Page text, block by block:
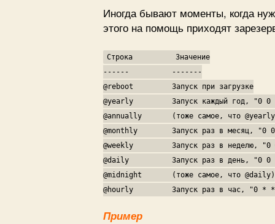
Иногда бывают моменты, когда
этого на помощь приходят
Строка Значение
------ -------
@reboot Запуск при загрузке
@yearly Запуск каждый год, "0 0
@annually (тоже самое, что
@monthly Запуск раз в месяц, "0
@weekly Запуск раз в неделю, "0
@daily Запуск раз в день, "0 0
@midnight (тоже самое, что @daily)
@hourly Запуск раз в час, "0 *
Пример